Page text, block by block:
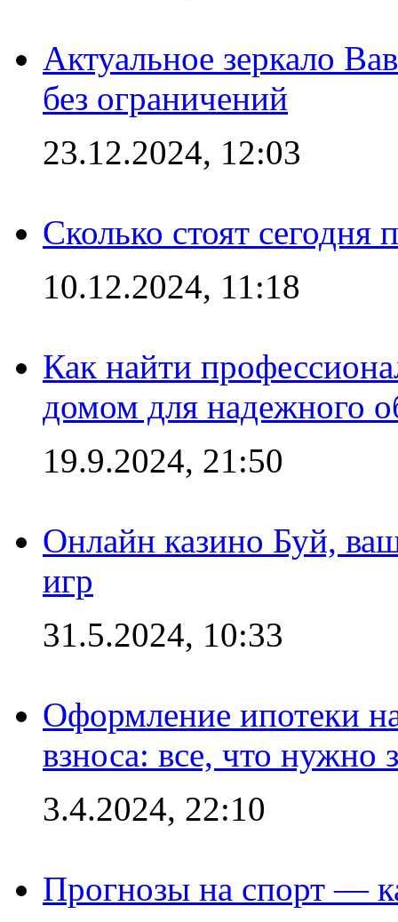
Актуальное зеркало
без ограничений
23.12.2024, 12:03
Сколько стоят сегодня
10.12.2024, 11:18
Как найти
домом для надежного
19.9.2024, 21:50
Онлайн казино Буй,
игр
31.5.2024, 10:33
Оформление ипотеки
взноса: все, что нужно
3.4.2024, 22:10
Прогнозы на спорт —